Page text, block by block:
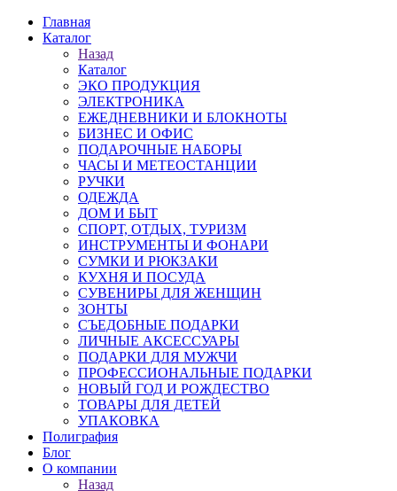
Главная
Каталог
Назад
Каталог
ЭКО ПРОДУКЦИЯ
ЭЛЕКТРОНИКА
ЕЖЕДНЕВНИКИ И БЛОКНОТЫ
БИЗНЕС И ОФИС
ПОДАРОЧНЫЕ НАБОРЫ
ЧАСЫ И МЕТЕОСТАНЦИИ
РУЧКИ
ОДЕЖДА
ДОМ И БЫТ
СПОРТ, ОТДЫХ, ТУРИЗМ
ИНСТРУМЕНТЫ И ФОНАРИ
СУМКИ И РЮКЗАКИ
КУХНЯ И ПОСУДА
СУВЕНИРЫ ДЛЯ ЖЕНЩИН
ЗОНТЫ
СЪЕДОБНЫЕ ПОДАРКИ
ЛИЧНЫЕ АКСЕССУАРЫ
ПОДАРКИ ДЛЯ МУЖЧИ
ПРОФЕССИОНАЛЬНЫЕ ПОДАРКИ
НОВЫЙ ГОД И РОЖДЕСТВО
ТОВАРЫ ДЛЯ ДЕТЕЙ
УПАКОВКА
Полиграфия
Блог
О компании
Назад